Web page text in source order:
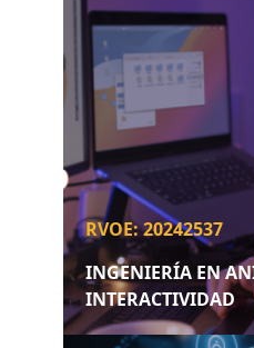
RVOE: 20242537
INGENIERÍA EN
INTERACTIVIDAD